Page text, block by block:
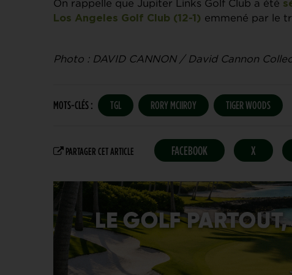
On rappelle que Jupiter Links Golf Club a été
Los Angeles Golf Club (12-1) emmené par le
Photo : DAVID CANNON / David Cannon
MOTS-CLÉS : TGL RORY MCIIROY TIGER WOODS
PARTAGER CET ARTICLE FACEBOOK X